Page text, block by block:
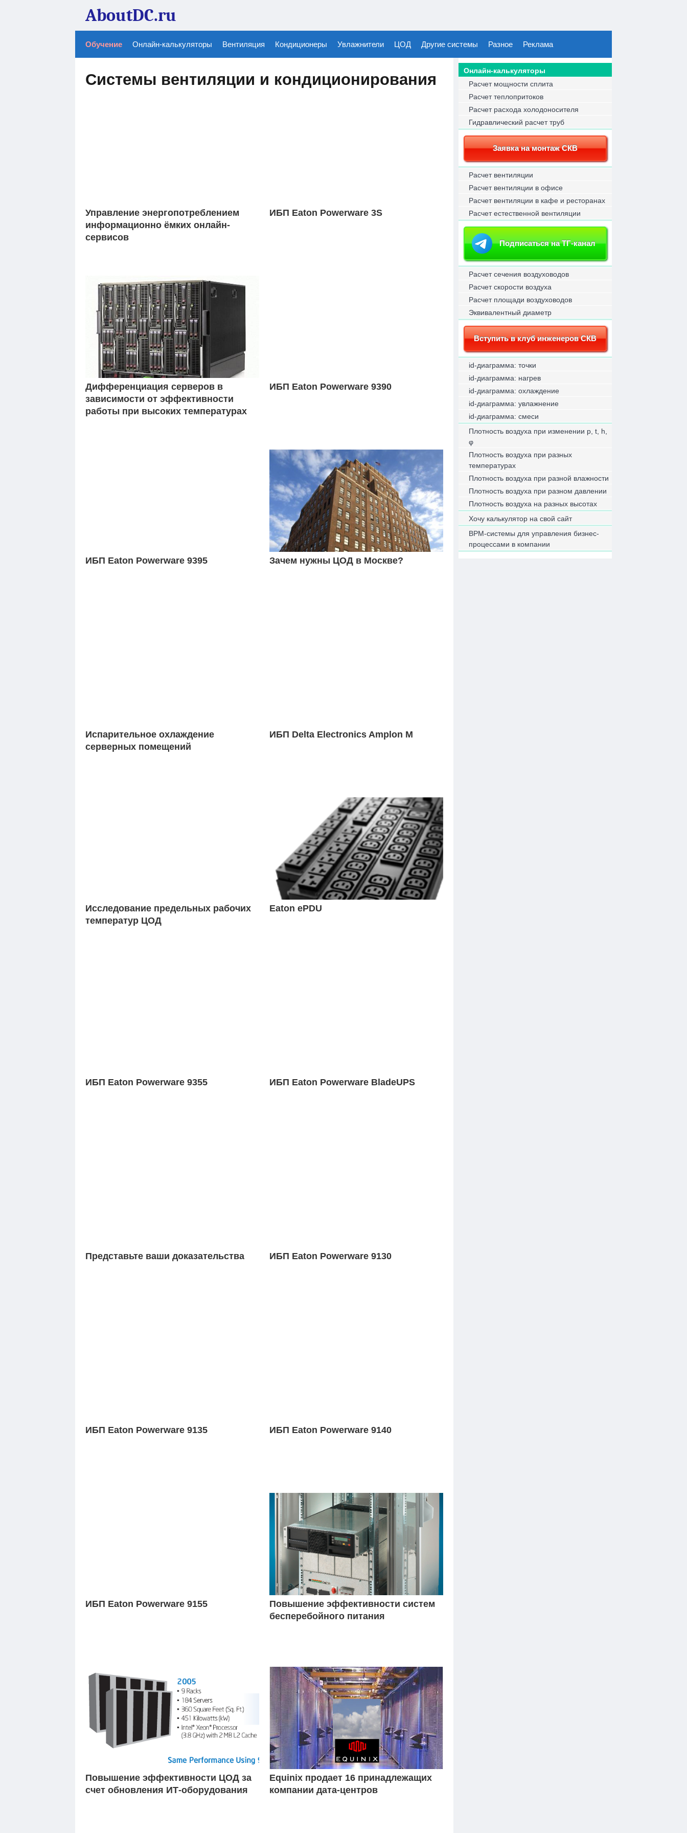
AboutDC.ru
Обучение Онлайн-калькуляторы Вентиляция Кондиционеры Увлажнители ЦОД Другие системы Разное Реклама
Системы вентиляции и кондиционирования
Управление энергопотреблением
информационно ёмких онлайн-
сервисов
ИБП Eaton Powerware 3S
Дифференциация серверов в
зависимости от эффективности
работы при высоких температурах
ИБП Eaton Powerware 9390
ИБП Eaton Powerware 9395 Зачем нужны ЦОД в Москве?
Испарительное охлаждение
серверных помещений
ИБП Delta Electronics Amplon M
Исследование предельных рабочих
температур ЦОД
Eaton ePDU
ИБП Eaton Powerware 9355 ИБП Eaton Powerware BladeUPS
Представьте ваши доказательства ИБП Eaton Powerware 9130
ИБП Eaton Powerware 9135 ИБП Eaton Powerware 9140
ИБП Eaton Powerware 9155
Повышение эффективности систем
бесперебойного питания
Повышение эффективности ЦОД за
счет обновления ИТ-оборудования
Equinix продает 16 принадлежащих
компании дата-центров
Онлайн-калькуляторы
Расчет мощности сплита
Расчет теплопритоков
Расчет расхода холодоносителя
Гидравлический расчет труб
Заявка на монтаж СКВ
Расчет вентиляции
Расчет вентиляции в офисе
Расчет вентиляции в кафе и ресторанах
Расчет естественной вентиляции
Подписаться на ТГ-канал
Расчет сечения воздуховодов
Расчет скорости воздуха
Расчет площади воздуховодов
Эквивалентный диаметр
Вступить в клуб инженеров СКВ
id-диаграмма: точки
id-диаграмма: нагрев
id-диаграмма: охлаждение
id-диаграмма: увлажнение
id-диаграмма: смеси
Плотность воздуха при изменении p, t, h,
φ
Плотность воздуха при разных
температурах
Плотность воздуха при разной влажности
Плотность воздуха при разном давлении
Плотность воздуха на разных высотах
Хочу калькулятор на свой сайт
BPM-системы для управления бизнес-
процессами в компании